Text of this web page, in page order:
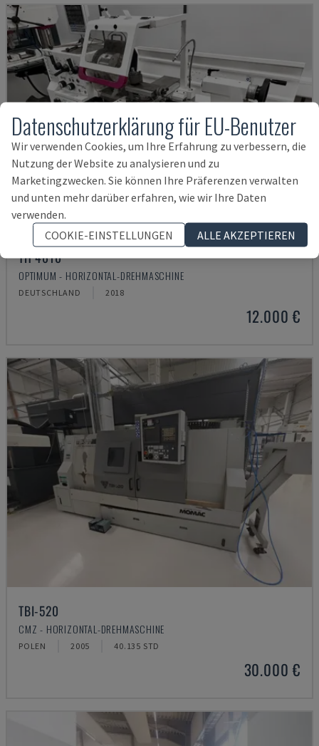
TH 4610
OPTIMUM - HORIZONTAL-DREHMASCHINE
DEUTSCHLAND 2018
12.000 €
TBI-520
CMZ - HORIZONTAL-DREHMASCHINE
POLEN 2005 40.135 STD
30.000 €
Datenschutzerklärung für EU-Benutzer
Wir verwenden Cookies, um Ihre Erfahrung zu verbessern, die
Nutzung der Website zu analysieren und zu
Marketingzwecken. Sie können Ihre Präferenzen verwalten
und unten mehr darüber erfahren, wie wir Ihre Daten
verwenden.
COOKIE-EINSTELLUNGEN
ALLE AKZEPTIEREN